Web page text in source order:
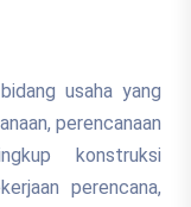
usaha yang
perencanaan
konstruksi
perencana,